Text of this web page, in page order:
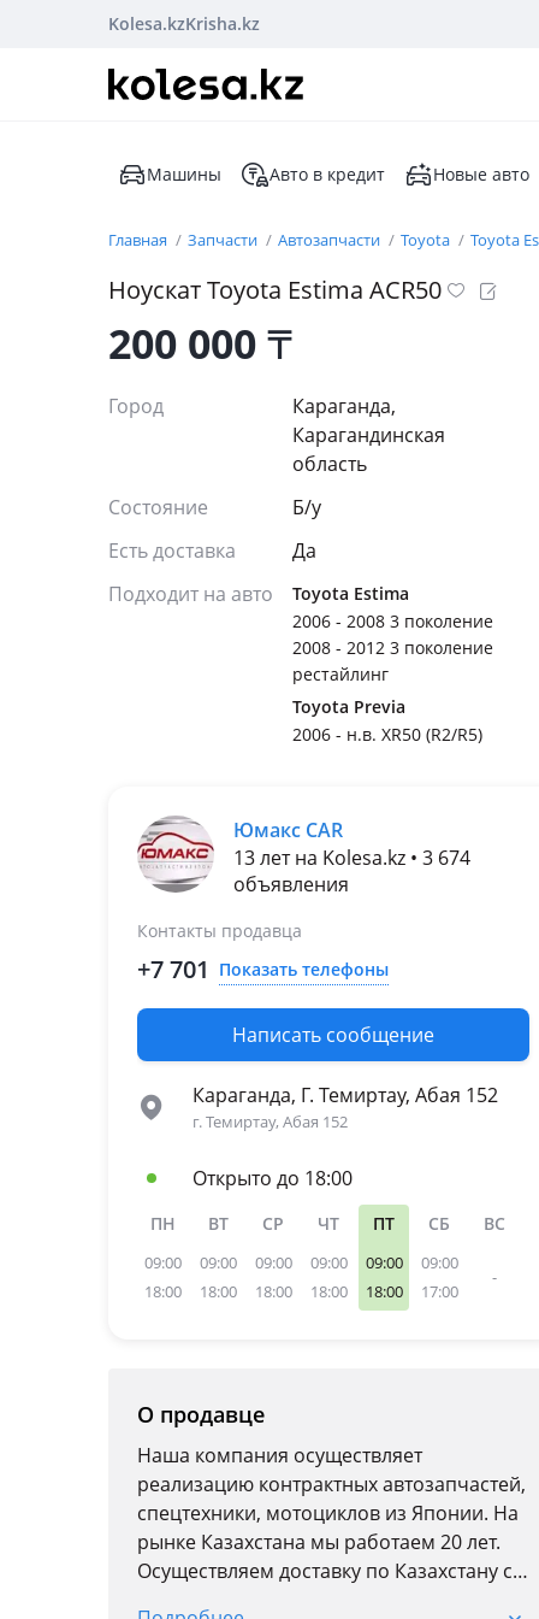
Kolesa.kzKrisha.kz
Машины Авто в кредит Новые авто
Главная Запчасти Автозапчасти Toyota Toyota
Ноускат Toyota Estima ACR50
200 000₸
Город
Караганда,
Карагандинская
область
Состояние
Б/y
Есть доставка
Да
Подходит на авто
Toyota Estima
2006 - 2008 3 поколение
2008 - 2012 3 поколение
рестайлинг
Toyota Previa
2006 - н.в. XR50 (R2/R5)
Юмакс CAR
13 лет на Kolesa.kz • 3 674
объявления
Контакты продавца
+7 701 Показать телефоны
Написать сообщение
Караганда, Г. Темиртау, Абая 152
г. Темиртау, Абая 152
Открыто до 18:00
ПН
09:00
18:00
ВТ
09:00
18:00
СР
09:00
18:00
ЧТ
09:00
18:00
ПТ
09:00
18:00
СБ
09:00
17:00
ВС
-
О продавце
Наша компания осуществляет
реализацию контрактных автозапчастей,
спецтехники, мотоциклов из Японии. На
рынке Казахстана мы работаем 20 лет.
Осуществляем доставку по Казахстану с